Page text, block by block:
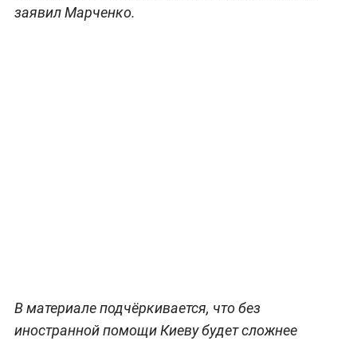
заявил Марченко.
В материале подчёркивается, что без
иностранной помощи Киеву будет сложнее